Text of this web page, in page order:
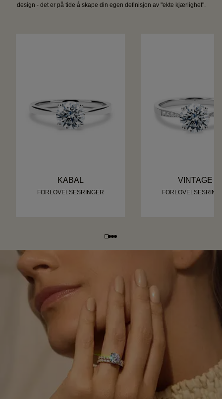
design - det er på tide å skape din egen definisjon av "ekte kjærlighet".
KABAL
FORLOVELSESRINGER
VINTAGE